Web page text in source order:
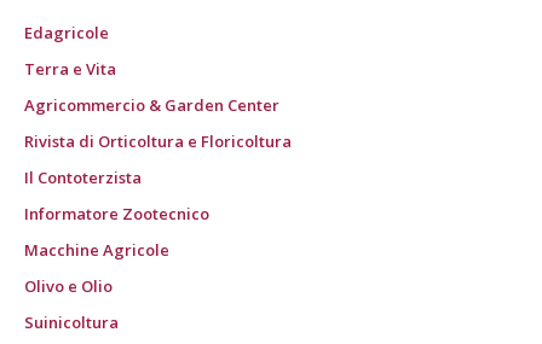
Edagricole
Terra e Vita
Agricommercio & Garden Center
Rivista di Orticoltura e Floricoltura
Il Contoterzista
Informatore Zootecnico
Macchine Agricole
Olivo e Olio
Suinicoltura